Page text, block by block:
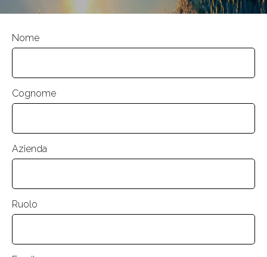
Nome
Cognome
Azienda
Ruolo